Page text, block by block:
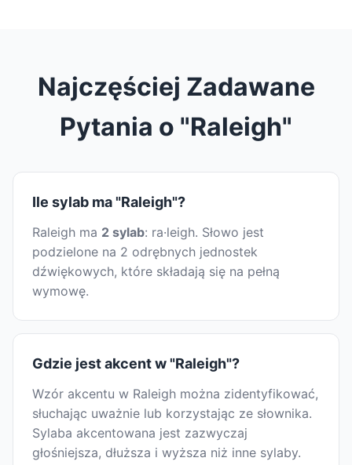
Najczęściej Zadawane
Pytania o "Raleigh"
Ile sylab ma "Raleigh"?
Raleigh ma 2 sylab: ra·leigh. Słowo jest
podzielone na 2 odrębnych jednostek
dźwiękowych, które składają się na pełną
wymowę.
Gdzie jest akcent w "Raleigh"?
Wzór akcentu w Raleigh można zidentyfikować,
słuchając uważnie lub korzystając ze słownika.
Sylaba akcentowana jest zazwyczaj
głośniejsza, dłuższa i wyższa niż inne sylaby.